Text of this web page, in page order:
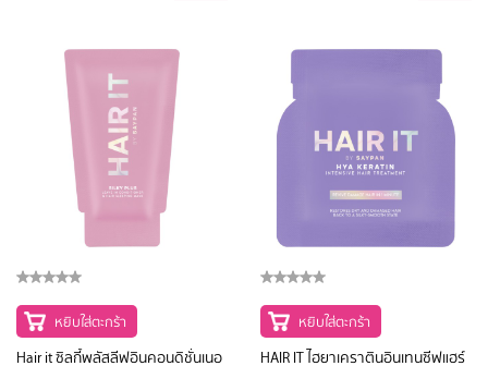
หยิบใส่ตะกร้า
Hair it ซิลกี้พลัสลีฟอินคอนดิชั่นเนอ
หยิบใส่ตะกร้า
HAIR IT ไฮยาเคราตินอินเทนซีฟแฮร์